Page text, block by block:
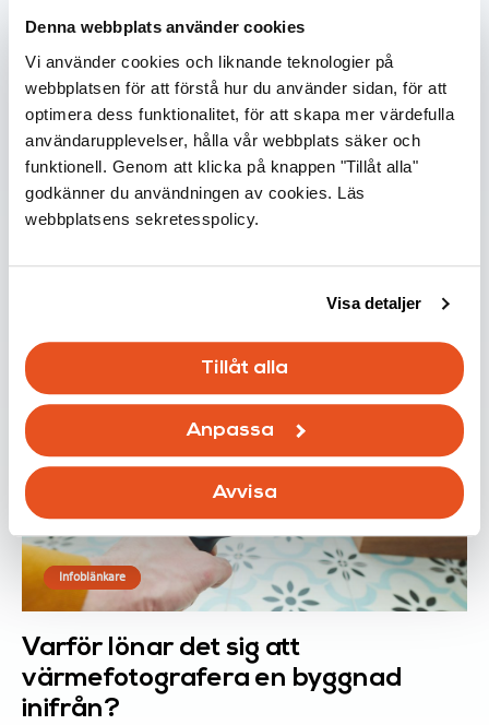
Denna webbplats använder cookies
Vi använder cookies och liknande teknologier på
webbplatsen för att förstå hur du använder sidan, för att
optimera dess funktionalitet, för att skapa mer värdefulla
användarupplevelser, hålla vår webbplats säker och
funktionell. Genom att klicka på knappen "Tillåt alla"
godkänner du användningen av cookies. Läs
webbplatsens sekretesspolicy.
Visa detaljer
Tillåt alla
Anpassa
Avvisa
Infoblänkare
VOC-föreningar i inomhusluften –
Infoblänkare
Varför lönar det sig att
värmefotografera en byggnad
inifrån?